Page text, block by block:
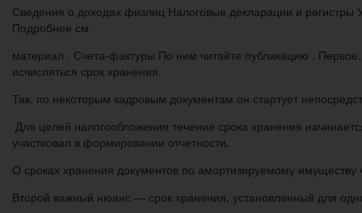
Сведения о доходах физлиц Налоговые декларации и регистры
Подробнее см.
материал . Счета-фактуры По ним читайте публикацию .
исчисляться срок хранения.
Так, по некоторым кадровым документам он стартует
Для целей налогообложения течение срока хранения
участвовал в формировании отчетности.
О сроках хранения документов по амортизируемому имуществу
Второй важный нюанс — срок хранения, установленный для